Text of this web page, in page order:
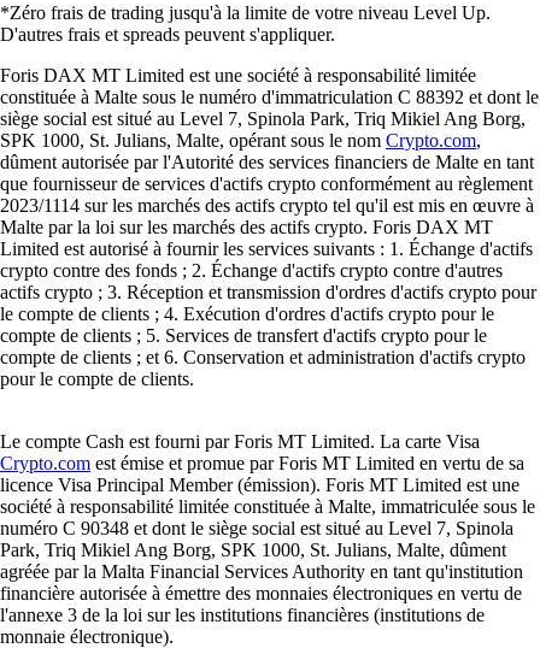
*Zéro frais de trading jusqu'à la limite de votre niveau Level Up.
D'autres frais et spreads peuvent s'appliquer.
Foris DAX MT Limited est une société à responsabilité limitée
constituée à Malte sous le numéro d'immatriculation C 88392 et dont le
siège social est situé au Level 7, Spinola Park, Triq Mikiel Ang Borg,
SPK 1000, St. Julians, Malte, opérant sous le nom Crypto.com,
dûment autorisée par l'Autorité des services financiers de Malte en tant
que fournisseur de services d'actifs crypto conformément au règlement
2023/1114 sur les marchés des actifs crypto tel qu'il est mis en œuvre à
Malte par la loi sur les marchés des actifs crypto. Foris DAX MT
Limited est autorisé à fournir les services suivants : 1. Échange d'actifs
crypto contre des fonds ; 2. Échange d'actifs crypto contre d'autres
actifs crypto ; 3. Réception et transmission d'ordres d'actifs crypto pour
le compte de clients ; 4. Exécution d'ordres d'actifs crypto pour le
compte de clients ; 5. Services de transfert d'actifs crypto pour le
compte de clients ; et 6. Conservation et administration d'actifs crypto
pour le compte de clients.
Le compte Cash est fourni par Foris MT Limited. La carte Visa
Crypto.com est émise et promue par Foris MT Limited en vertu de sa
licence Visa Principal Member (émission). Foris MT Limited est une
société à responsabilité limitée constituée à Malte, immatriculée sous le
numéro C 90348 et dont le siège social est situé au Level 7, Spinola
Park, Triq Mikiel Ang Borg, SPK 1000, St. Julians, Malte, dûment
agréée par la Malta Financial Services Authority en tant qu'institution
financière autorisée à émettre des monnaies électroniques en vertu de
l'annexe 3 de la loi sur les institutions financières (institutions de
monnaie électronique).